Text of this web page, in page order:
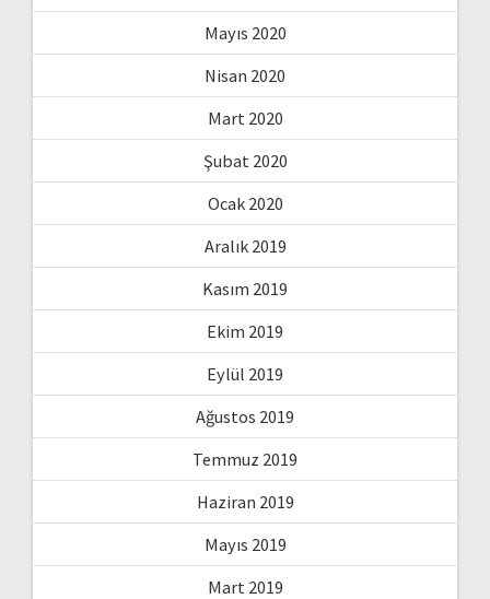
Mayıs 2020
Nisan 2020
Mart 2020
Şubat 2020
Ocak 2020
Aralık 2019
Kasım 2019
Ekim 2019
Eylül 2019
Ağustos 2019
Temmuz 2019
Haziran 2019
Mayıs 2019
Mart 2019